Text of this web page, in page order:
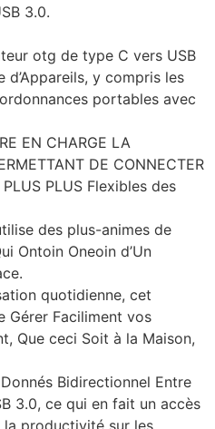
3.0.
otg de type C vers USB
d’Appareils, y compris les
portables avec
EN CHARGE LA
DE CONNECTER
PLUS PLUS Flexibles des
des plus-animes de
Ontoin Oneoin d’Un
quotidienne, cet
Gérer Faciliment vos
Que ceci Soit à la Maison,
Bidirectionnel Entre
3.0, ce qui en fait un accès
la productivité sur les